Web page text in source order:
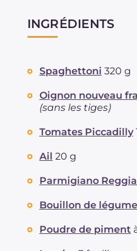
INGRÉDIENTS
Spaghettoni 320 g
Oignon nouveau
(sans les tiges)
Tomates Piccadilly
Ail 20 g
Parmigiano
Bouillon de
Poudre de piment